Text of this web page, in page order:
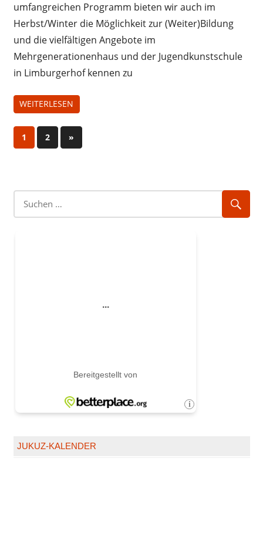
umfangreichen Programm bieten wir auch im
Herbst/Winter die Möglichkeit zur (Weiter)Bildung
und die vielfältigen Angebote im
Mehrgenerationenhaus und der Jugendkunstschule
in Limburgerhof kennen zu
WEITERLESEN
Seitennummerierung
1 2
Nächste
Beiträge
»
JUKUZ-KALENDER